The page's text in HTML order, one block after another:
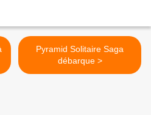
Pyramid Solitaire Saga‏
débarque >